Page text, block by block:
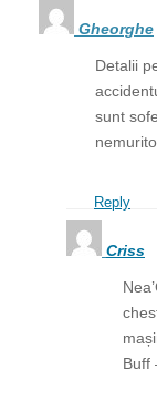
Gheorghe
Detalii
sunt
Reply
Criss
Buff